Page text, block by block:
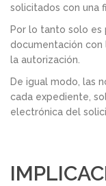
solicitados con una
Por lo tanto solo
documentación
la autorización.
De igual modo, las
cada expediente,
electrónica del